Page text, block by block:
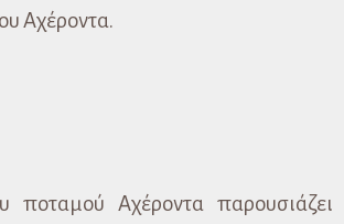
Αχέροντα.
ποταμού Αχέροντα παρουσιάζει